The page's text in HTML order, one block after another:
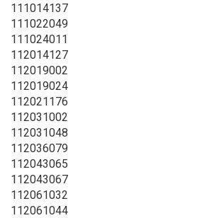
111014137
111022049
111024011
112014127
112019002
112019024
112021176
112031002
112031048
112036079
112043065
112043067
112061032
112061044